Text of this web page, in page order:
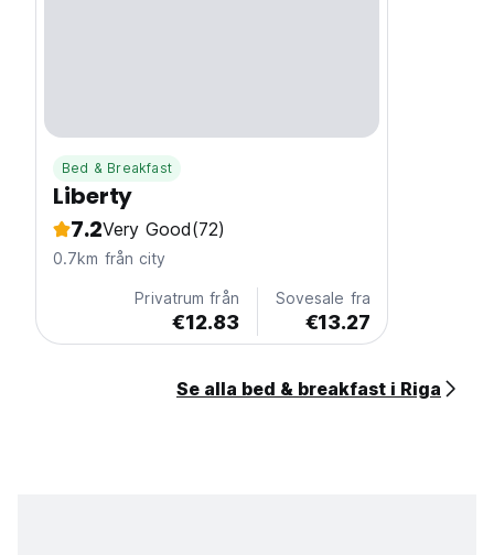
Bed & Breakfast
Liberty
7.2Very Good(72)
0.7km från city
Privatrum från
€12.83
Sovesale fra
€13.27
Se alla bed & breakfast i Riga